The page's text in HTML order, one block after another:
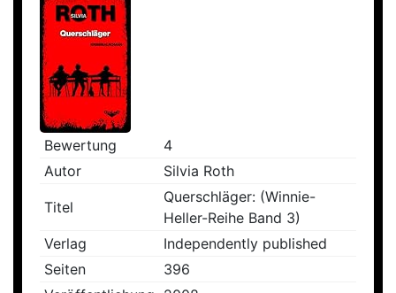
Bewertung
4
Autor
Silvia Roth
Titel
Querschläger: (Winnie-
Heller-Reihe Band 3)
Verlag
Independently published
Seiten
396